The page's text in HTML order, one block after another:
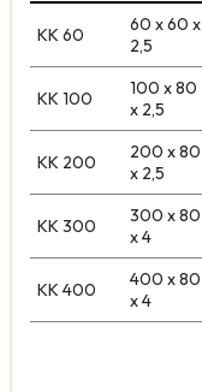
KK 60
60 x 60 x
2,5
KK 100
100 x 80
x 2,5
KK 200
200 x 80
x 2,5
KK 300
300 x 80
x 4
KK 400
400 x 80
x 4